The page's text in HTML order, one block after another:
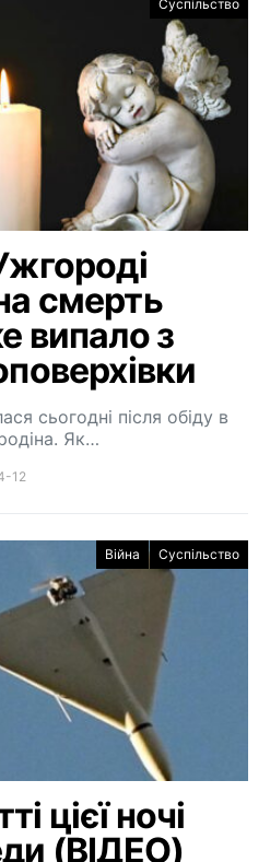
Суспільство
смерть
випало з
сьогодні після обіду в
Як…
12
Війна Суспільство
цієї ночі
(ВІДЕО)